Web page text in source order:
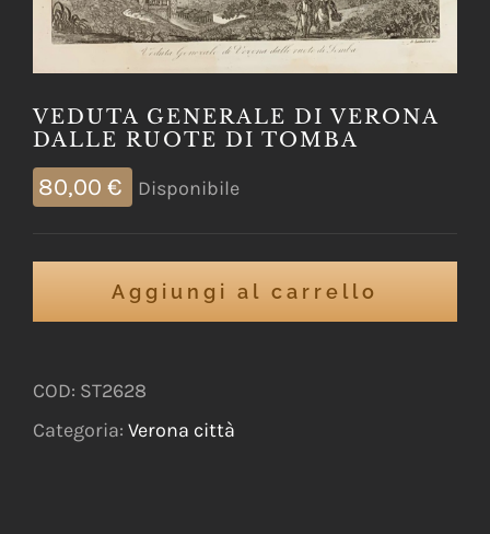
VEDUTA GENERALE DI VERONA
DALLE RUOTE DI TOMBA
80,00 € Disponibile
Aggiungi al carrello
COD: ST2628
Categoria: Verona città